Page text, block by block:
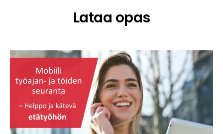
Lataa opas